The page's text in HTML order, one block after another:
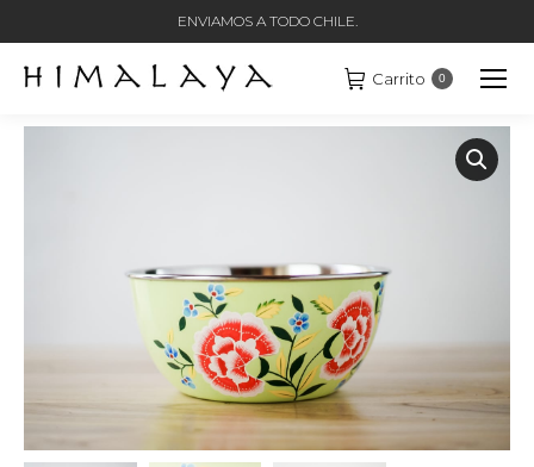
ENVIAMOS A TODO CHILE.
Carrito 0